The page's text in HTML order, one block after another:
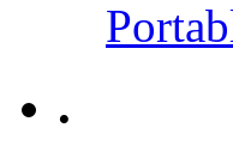
.